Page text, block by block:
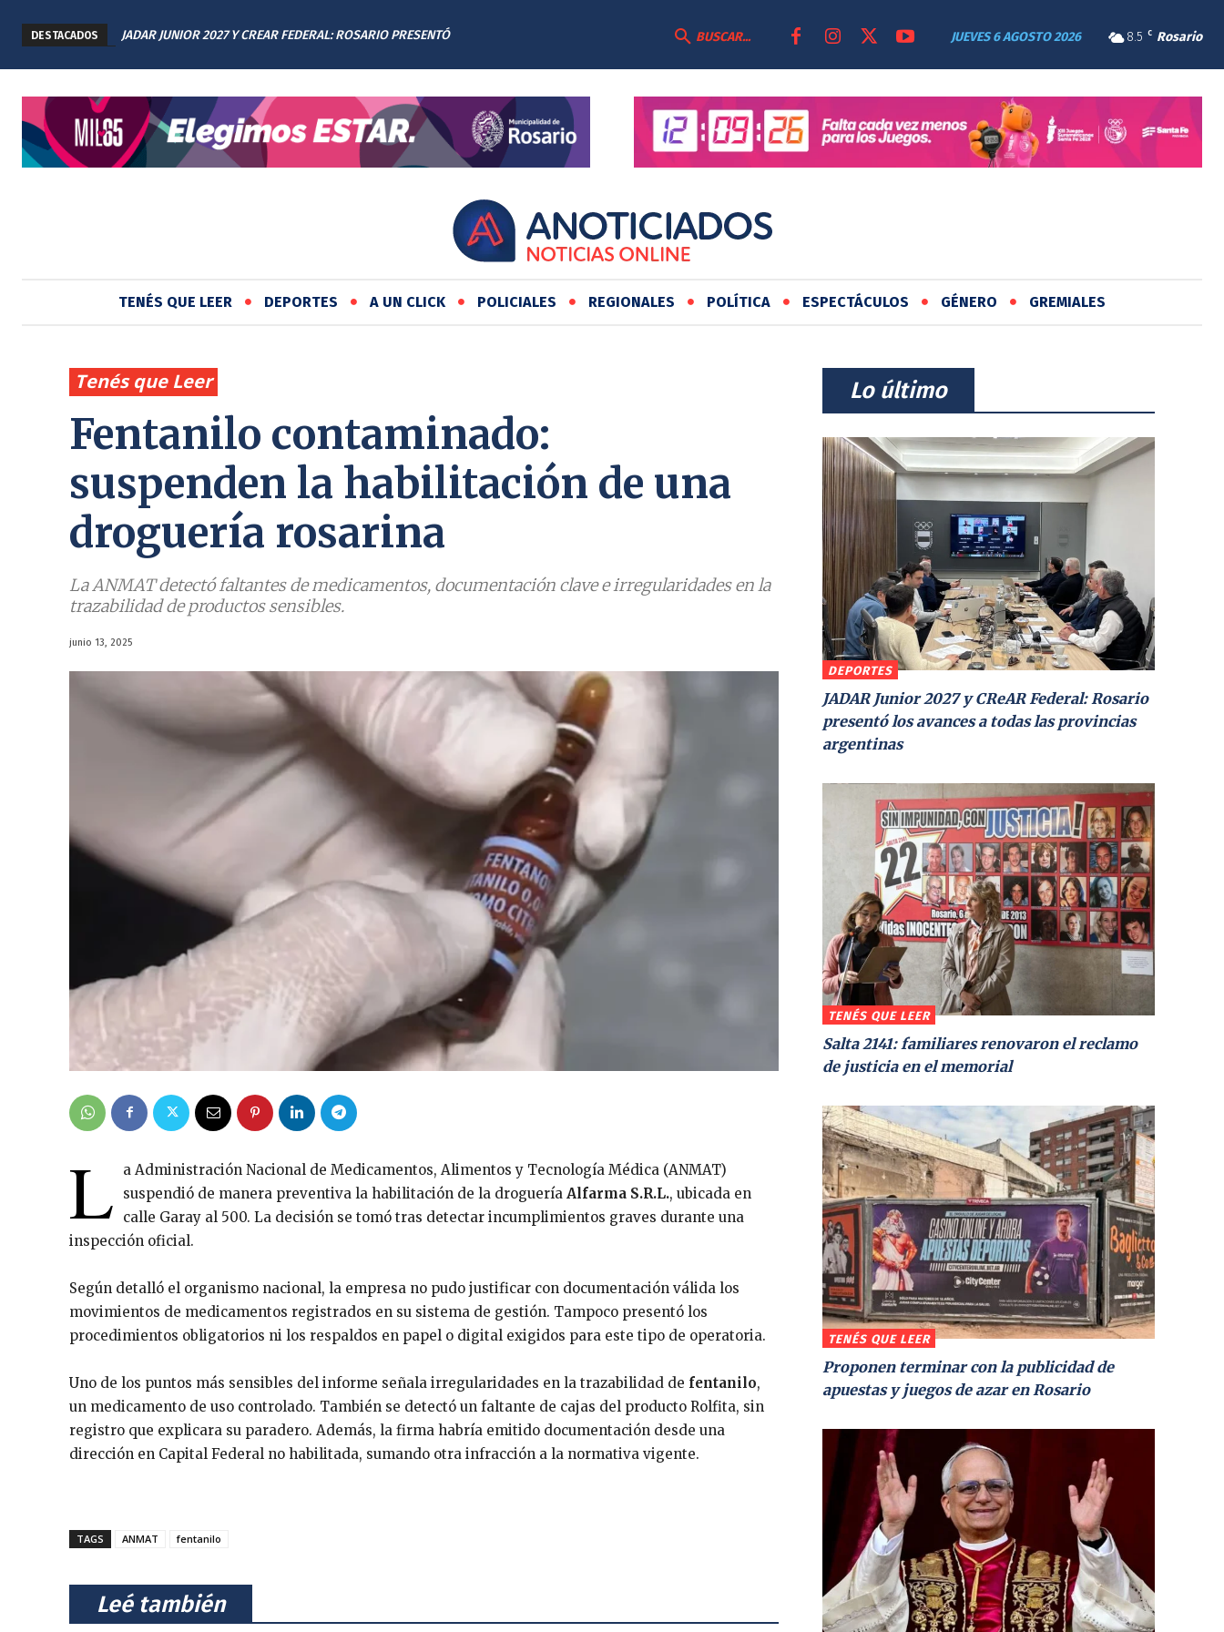
DESTACADOS
SALTA 2141: FAMILIARES RENOVARON EL RECLAMO DE
8.5 C Rosario
JUEVES 6 AGOSTO 2026
BUSCAR...
TENÉS QUE LEER DEPORTES A UN CLICK POLICIALES REGIONALES POLÍTICA ESPECTÁCULOS GÉNERO GREMIALES
Tenés que Leer
Fentanilo contaminado:
suspenden la habilitación de una
droguería rosarina
La ANMAT detectó faltantes de medicamentos, documentación clave e irregularidades en la
trazabilidad de productos sensibles.
junio 13, 2025
L
a Administración Nacional de Medicamentos, Alimentos y Tecnología Médica (ANMAT)
suspendió de manera preventiva la habilitación de la droguería Alfarma S.R.L., ubicada en
calle Garay al 500. La decisión se tomó tras detectar incumplimientos graves durante una
inspección oficial.
Según detalló el organismo nacional, la empresa no pudo justificar con documentación válida los
movimientos de medicamentos registrados en su sistema de gestión. Tampoco presentó los
procedimientos obligatorios ni los respaldos en papel o digital exigidos para este tipo de operatoria.
Uno de los puntos más sensibles del informe señala irregularidades en la trazabilidad de fentanilo,
un medicamento de uso controlado. También se detectó un faltante de cajas del producto Rolfita, sin
registro que explicara su paradero. Además, la firma habría emitido documentación desde una
dirección en Capital Federal no habilitada, sumando otra infracción a la normativa vigente.
TAGS ANMAT fentanilo
⠀Leé también⠀
⠀Lo último⠀
DEPORTES
JADAR Junior 2027 y CReAR Federal: Rosario
presentó los avances a todas las provincias
argentinas
TENÉS QUE LEER
Salta 2141: familiares renovaron el reclamo
de justicia en el memorial
TENÉS QUE LEER
Proponen terminar con la publicidad de
apuestas y juegos de azar en Rosario